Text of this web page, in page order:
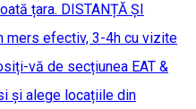
țara. DISTANȚĂ ȘI
mers efectiv, 3-4h cu vizite
vă de secțiunea EAT &
și alege locațiile din